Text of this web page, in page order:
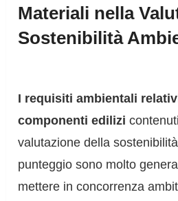
Materiali nella
Sostenibilità
I requisiti ambientali
componenti edilizi
valutazione della
punteggio sono molto
mettere in concorrenza